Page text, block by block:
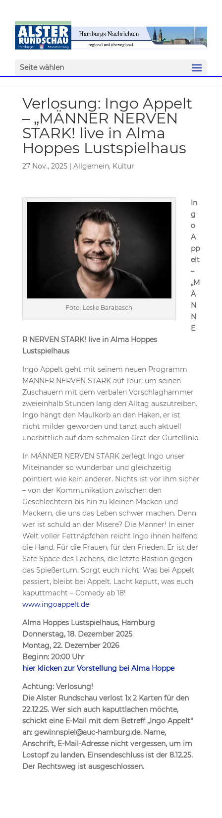
Seite wählen
Verlosung: Ingo Appelt
– „MÄNNER NERVEN
STARK! live in Alma
Hoppes Lustspielhaus
27 Nov., 2025| Allgemein, Kultur
Foto: Leslie Barabasch
In
g
o
A
pp
elt
–
„M
Ä
N
N
E
R NERVEN STARK! live in Alma Hoppes
Lustspielhaus
Ingo Appelt geht mit seinem neuen Programm
MÄNNER NERVEN STARK auf Tour, um seinen
Zuschauern mit dem verbalen Vorschlaghammer
zweieinhalb Stunden lang den Alltag auszutreiben.
Ingo hängt den Maulkorb an den Haken, er ist
nicht milder geworden und tanzt auch aktuell
unerbittlich auf dem schmalen Grat der Gürtellinie.
In MÄNNER NERVEN STARK zerlegt Ingo unser
Miteinander so wunderbar und gleichzeitig
pointiert wie kein anderer. Nichts ist vor ihm sicher
– von der Kommunikation zwischen den
Geschlechtern bis hin zu kleinen Macken und
Mackern, die uns das Leben schwer machen. Denn
wer ist schuld an der Misere? Die Männer! In einer
Welt voller Fettnäpfchen reicht Ingo ihnen helfend
die Hand. Für die Frauen, für den Frieden. Er ist der
Safe Space des Lachens, die letzte Bastion gegen
das Spießertum. Sorgt euch nicht: Was bei Appelt
passiert, bleibt bei Appelt. Lacht kaputt, was euch
kaputtmacht – Comedy ab 18!
www.ingoappelt.de
Alma Hoppes Lustspielhaus, Hamburg
Donnerstag, 18. Dezember 2025
Montag, 22. Dezember 2026
Beginn: 20:00 Uhr
hier klicken zur Vorstellung bei Alma Hoppe
Achtung: Verlosung!
Die Alster Rundschau verlost 1x 2 Karten für den
22.12.25. Wer sich auch kaputtlachen möchte,
schickt eine E-Mail mit dem Betreff „Ingo Appelt“
an: gewinnspiel@auc-hamburg.de. Name,
Anschrift, E-Mail-Adresse nicht vergessen, um im
Lostopf zu landen. Einsendeschluss ist der 8.12.25.
Der Rechtsweg ist ausgeschlossen.